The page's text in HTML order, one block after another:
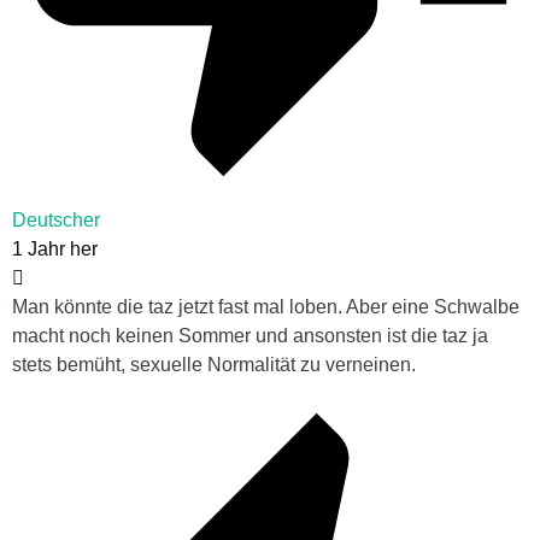
Deutscher
1 Jahr her
Man könnte die taz jetzt fast mal loben. Aber eine Schwalbe
macht noch keinen Sommer und ansonsten ist die taz ja
stets bemüht, sexuelle Normalität zu verneinen.